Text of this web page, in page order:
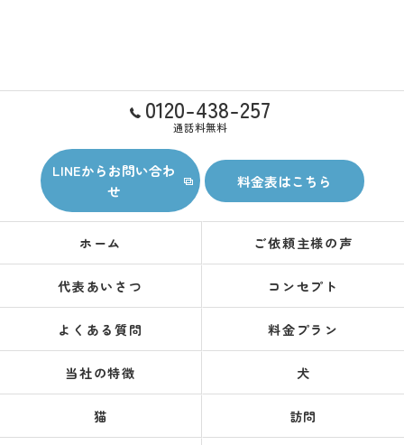
0120-438-257
通話料無料
LINEからお問い合わ
せ
料金表はこちら
ホーム ご依頼主様の声
代表あいさつ コンセプト
よくある質問 料金プラン
当社の特徴 犬
猫 訪問